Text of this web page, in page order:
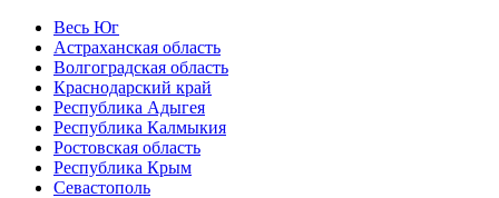
Весь Юг
Астраханская область
Волгоградская область
Краснодарский край
Республика Адыгея
Республика Калмыкия
Ростовская область
Республика Крым
Севастополь